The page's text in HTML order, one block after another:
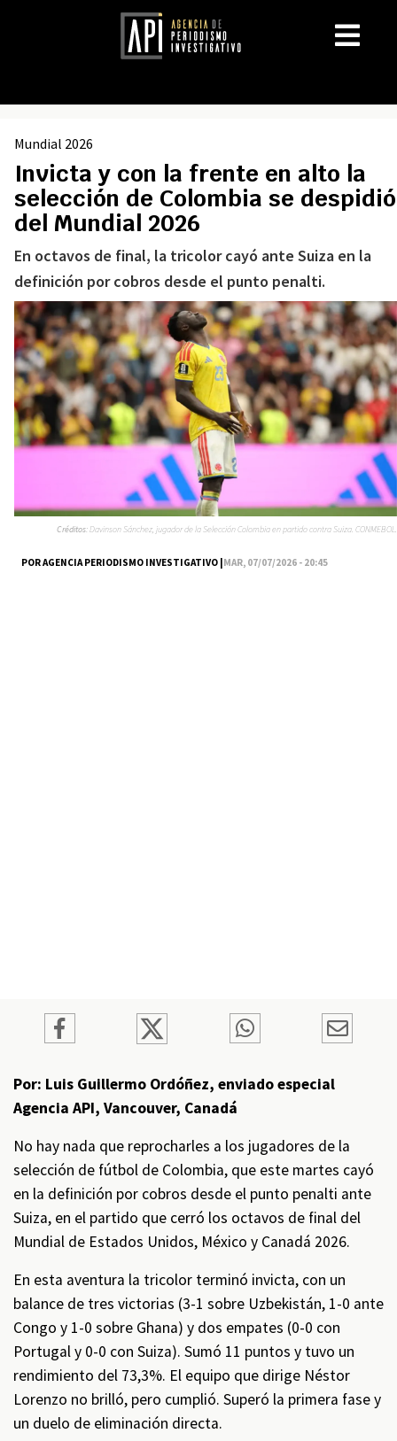
Mundial 2026
Invicta y con la frente en alto la
selección de Colombia se despidió
del Mundial 2026
En octavos de final, la tricolor cayó ante Suiza en la
definición por cobros desde el punto penalti.
POR AGENCIA PERIODISMO INVESTIGATIVO |MAR, 07/07/2026 - 20:45
Créditos:Davinson Sánchez, jugador de la Selección Colombia en partido contra Suiza. CONMEBOL.
Por: Luis Guillermo Ordóñez, enviado especial
Agencia API, Vancouver, Canadá
No hay nada que reprocharles a los jugadores de la
selección de fútbol de Colombia, que este martes cayó
en la definición por cobros desde el punto penalti ante
Suiza, en el partido que cerró los octavos de final del
Mundial de Estados Unidos, México y Canadá 2026.
En esta aventura la tricolor terminó invicta, con un
balance de tres victorias (3-1 sobre Uzbekistán, 1-0 ante
Congo y 1-0 sobre Ghana) y dos empates (0-0 con
Portugal y 0-0 con Suiza). Sumó 11 puntos y tuvo un
rendimiento del 73,3%. El equipo que dirige Néstor
Lorenzo no brilló, pero cumplió. Superó la primera fase y
un duelo de eliminación directa.